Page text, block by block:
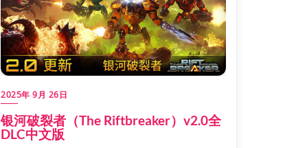
2025年 9月 26日
银河破裂者（The Riftbreaker）v2.0全
DLC中文版